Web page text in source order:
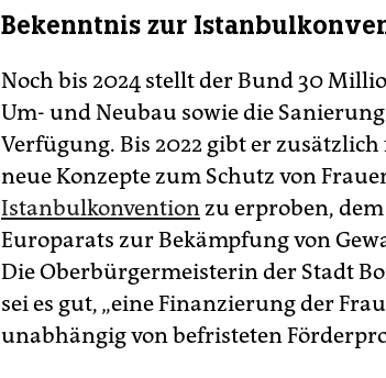
Bekenntnis zur
Noch bis 2024 stellt der Bund 30
Um- und Neubau sowie die
Verfügung. Bis 2022 gibt er
neue Konzepte zum Schutz von
Istanbulkonvention zu erproben,
Europarats zur Bekämpfung von
Die Oberbürgermeisterin der Stadt
sei es gut, „eine Finanzierung der
unabhängig von befristeten